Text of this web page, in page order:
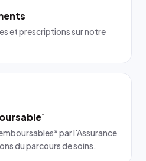
et prescriptions sur notre
*
par l'Assurance
du parcours de soins.